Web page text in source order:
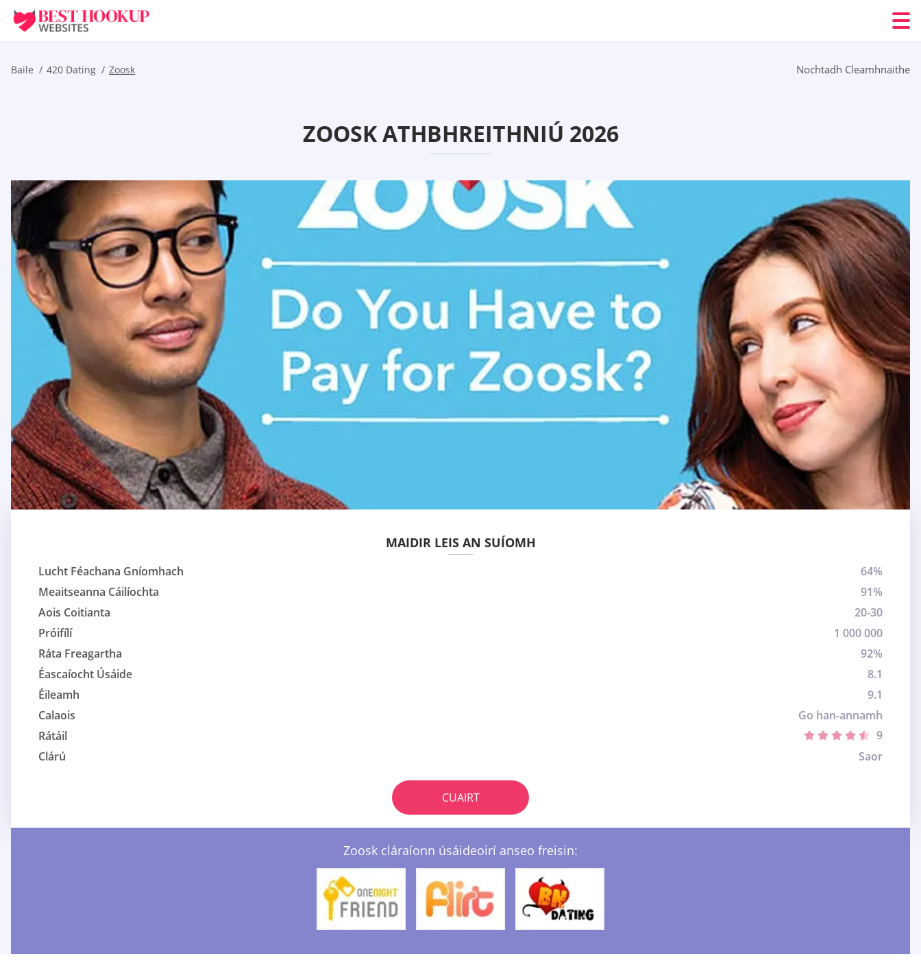
Baile 420 Dating Zoosk Nochtadh Cleamhnaithe
ZOOSK ATHBHREITHNIÚ 2026
MAIDIR LEIS AN SUÍOMH
Lucht Féachana Gníomhach
64%
Meaitseanna Cáilíochta
91%
Aois Coitianta
20-30
Próifílí
1 000 000
Ráta Freagartha
92%
Éascaíocht Úsáide
8.1
Éileamh
9.1
Calaois
Go han-annamh
Rátáil
9
Clárú
Saor
CUAIRT
Zoosk cláraíonn úsáideoirí anseo freisin: